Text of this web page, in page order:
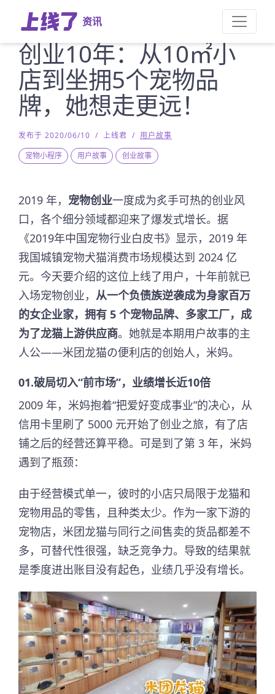
资讯
创业10年：从10㎡小
店到坐拥5个宠物品
牌，她想走更远！
发布于 2020/06/10 / 上线君 / 用户故事
宠物小程序
用户故事 创业故事
2019 年， 宠物创业一度成为炙手可热的创业风
口，各个细分领域都迎来了爆发式增长。据
《2019年中国宠物行业白皮书》显示，2019 年
我国城镇宠物犬猫消费市场规模达到 2024 亿
元。今天要介绍的这位上线了用户，十年前就已
入场宠物创业， 从一个负债族逆袭成为身家百万
的女企业家，拥有 5 个宠物品牌、多家工厂，成
为了龙猫上游供应商。她就是本期用户故事的主
人公——米团龙猫の便利店的创始人，米妈。
01.破局切入“前市场”，业绩增长近10倍
2009 年，米妈抱着“把爱好变成事业”的决心，从
信用卡里刷了 5000 元开始了创业之旅，有了店
铺之后的经营还算平稳。可是到了第 3 年，米妈
遇到了瓶颈：
由于经营模式单一，彼时的小店只局限于龙猫和
宠物用品的零售，且种类太少。作为一家下游的
宠物店，米团龙猫与同行之间售卖的货品都差不
多，可替代性很强，缺乏竞争力。导致的结果就
是季度进出账目没有起色，业绩几乎没有增长。